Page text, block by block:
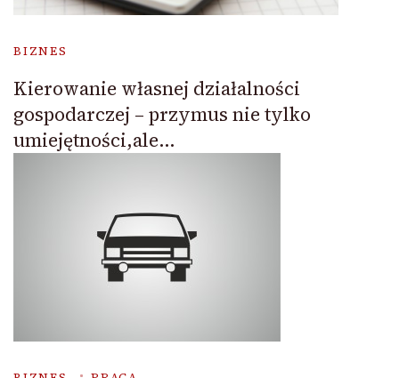
BIZNES
Kierowanie własnej działalności
gospodarczej – przymus nie tylko
umiejętności,ale…